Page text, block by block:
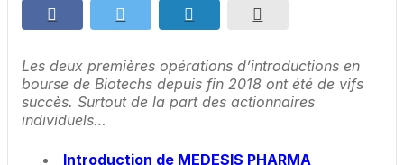
Les deux premières opérations d’introductions en
bourse de Biotechs depuis fin 2018 ont été de vifs
succès. Surtout de la part des actionnaires
individuels…
Introduction de MEDESIS PHARMA